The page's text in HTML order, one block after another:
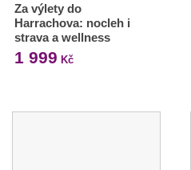
Za výlety do
Harrachova: nocleh i
strava a wellness
1 999 Kč